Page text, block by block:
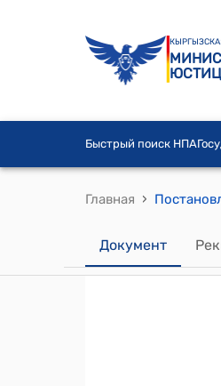
Быстрый поиск НПА
Главная ›
Документ